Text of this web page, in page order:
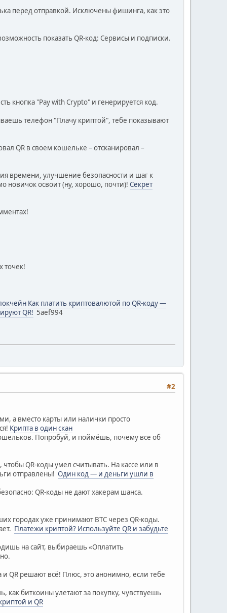
перед отправкой. Исключены фишинга, как это
показать QR-код: Сервисы и подписки.
кнопка "Pay with Crypto" и генерируется код.
телефон "Плачу криптой", тебе показывают
QR в своем кошельке – отсканировал –
времени, улучшение безопасности и шаг к
новичок освоит (ну, хорошо, почти)! Секрет
точек!
Как платить криптовалютой по QR-коду —
QR! 5aef994
#2
а вместо карты или налички просто
Крипта в один скан
Попробуй, и поймёшь, почему все об
QR-коды умел считывать. На кассе или в
отправлены! Один код — и деньги ушли в
QR-коды не дают хакерам шанса.
городах уже принимают BTC через QR-коды.
Платежи криптой? Используйте QR и забудьте
на сайт, выбираешь «Оплатить
QR решают всё! Плюс, это анонимно, если тебе
как биткоины улетают за покупку, чувствуешь
и QR